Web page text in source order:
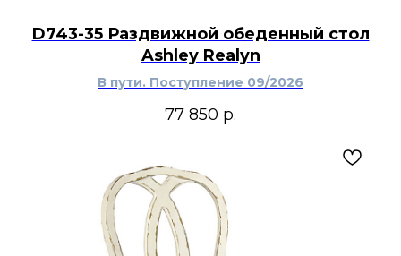
D743-35 Раздвижной обеденный стол
Ashley Realyn
В пути. Поступление 09/2026
77 850 р.